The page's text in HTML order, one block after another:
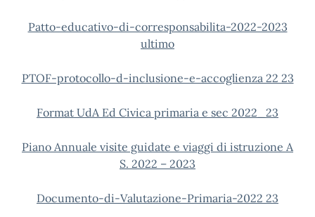
Patto-educativo-di-corresponsabilita-2022-2023
ultimo
PTOF-protocollo-d-inclusione-e-accoglienza 22 23
Format UdA Ed Civica primaria e sec 2022_23
Piano Annuale visite guidate e viaggi di istruzione A
S. 2022 – 2023
Documento-di-Valutazione-Primaria-2022 23